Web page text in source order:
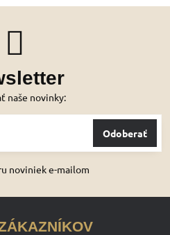
naše novinky:
Odoberať
noviniek e-mailom